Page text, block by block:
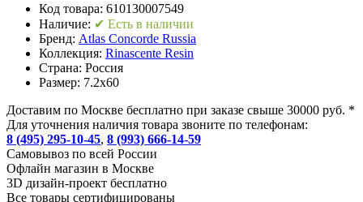
Код товара: 610130007549
Наличие: ✔ Есть в наличии
Бренд: Atlas Concorde Russia
Коллекция: Rinascente Resin
Страна: Россия
Размер: 7.2x60
Доставим по Москве бесплатно при заказе свыше 30000 руб. *
Для уточнения наличия товара звоните по телефонам:
8 (495) 295-10-45, 8 (993) 666-14-59
Cамовывоз по всей России
Офлайн магазин в Москве
3D дизайн-проект бесплатно
Все товары сертифицированы